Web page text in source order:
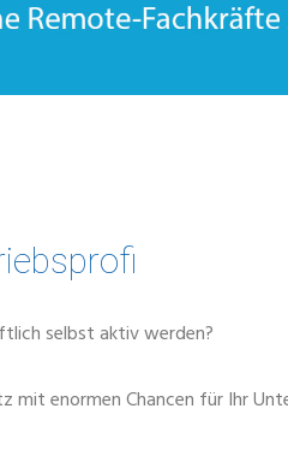
selbst aktiv werden?
mit enormen Chancen für Ihr